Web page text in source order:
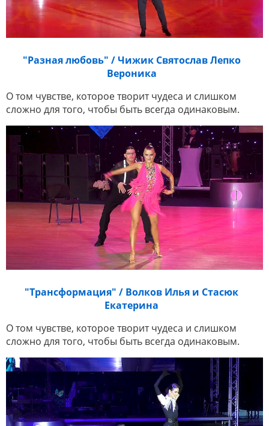
"Разная любовь" / Чижик Святослав Лепко
Вероника
О том чувстве, которое творит чудеса и слишком
сложно для того, чтобы быть всегда одинаковым.
"Трансформация" / Волков Илья и Стасюк
Екатерина
О том чувстве, которое творит чудеса и слишком
сложно для того, чтобы быть всегда одинаковым.